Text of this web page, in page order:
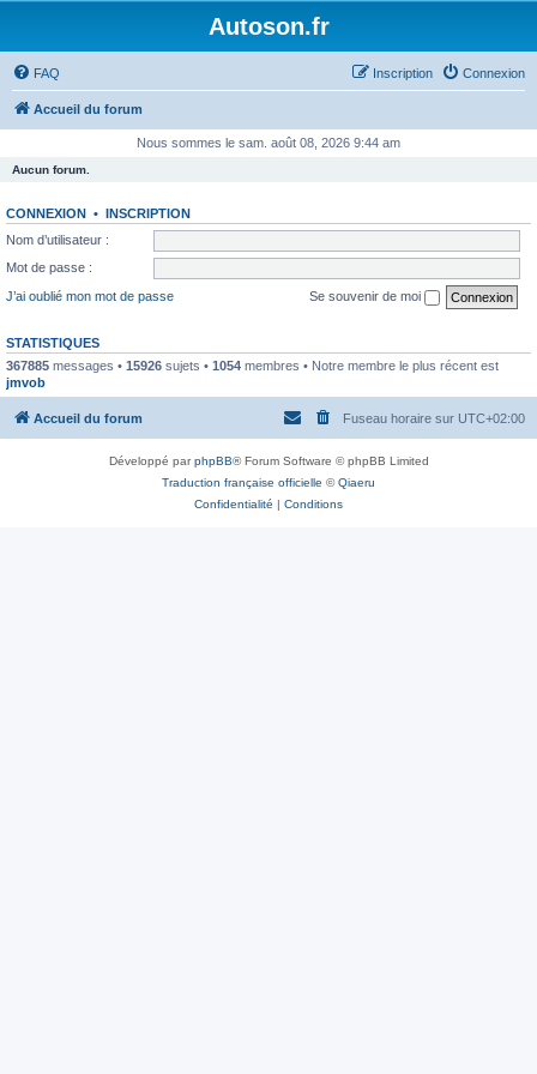
Autoson.fr
FAQ Connexion
Inscription
Accueil du forum
Nous sommes le sam. août 08, 2026 9:44 am
Aucun forum.
CONNEXION • INSCRIPTION
Nom d’utilisateur :
Mot de passe :
J’ai oublié mon mot de passe
Se souvenir de moi
STATISTIQUES
367885 messages • 15926 sujets • 1054 membres • Notre membre le plus récent est
jmvob
Accueil du forum Fuseau horaire sur UTC+02:00
Développé parphpBB® Forum Software © phpBB Limited
Traduction française officielle ©Qiaeru
Confidentialité | Conditions